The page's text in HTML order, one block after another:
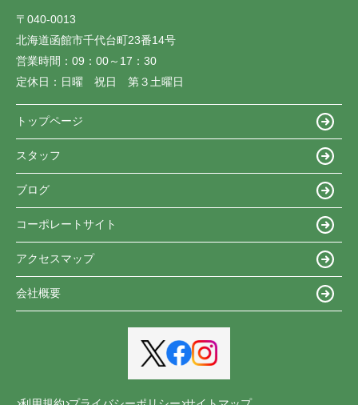
〒040-0013
北海道函館市千代台町23番14号
営業時間： 09：00～17：30
定休日： 日曜 祝日 第３土曜日
トップページ
スタッフ
ブログ
コーポレートサイト
アクセスマップ
会社概要